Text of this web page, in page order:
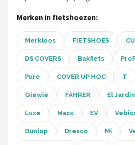
New Looxs
BBB Cycling
Voltano
Shimano
Merken in fietshoezen:
Merkloos FIETSHOES
DS COVERS Bakfiets
Pure COVER UP HOC T
Qiewie FAHRER El Jardin
Luxe Maxx EV
Dunlop Dresco Mi